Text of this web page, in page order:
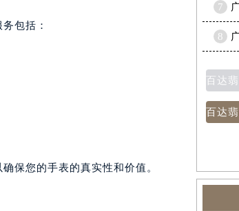
包括：
保您的手表的真实性和价值。
7
8